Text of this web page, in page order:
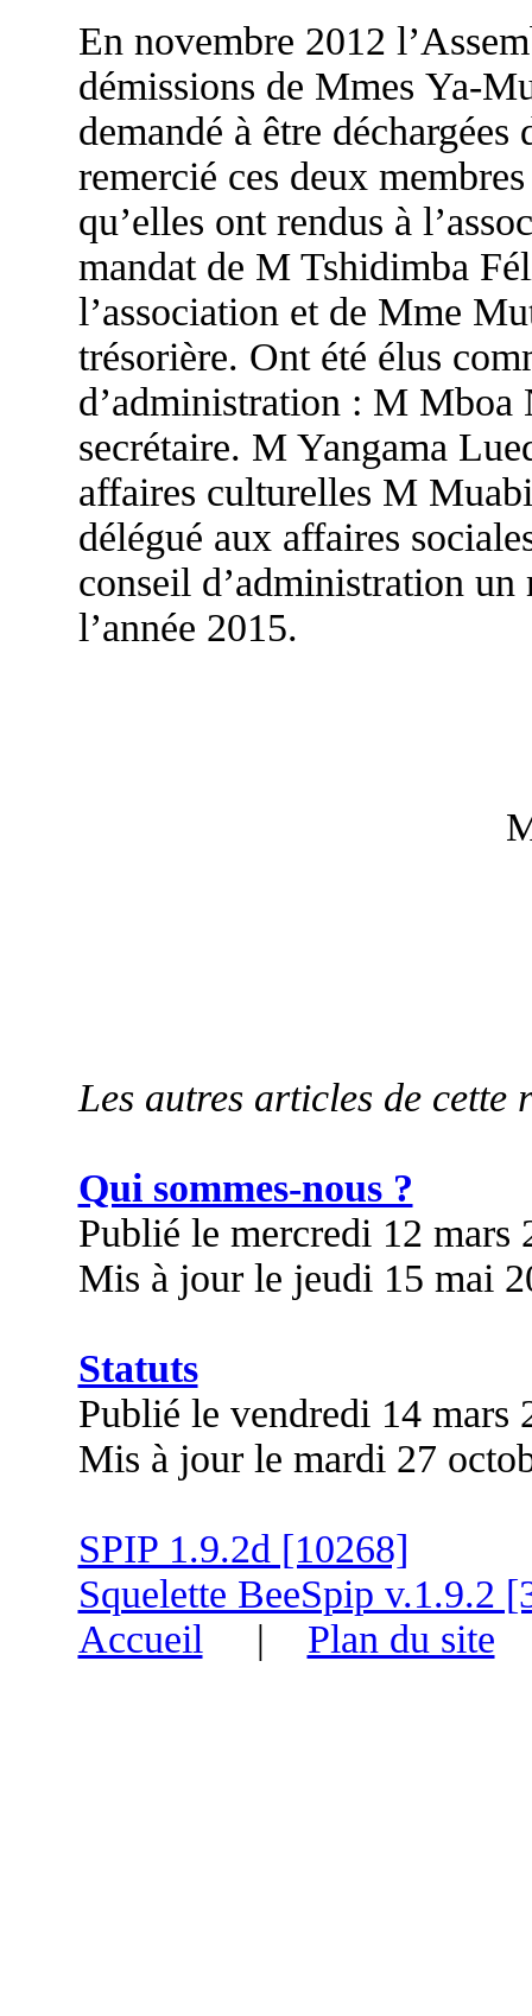
En novembre 2012
démissions de Mmes Ya-
demandé à être
remercié ces deux
qu’elles ont rendus à
mandat de M Tshidimba
l’association et de Mme
trésorière. Ont été élus
d’administration : M Mboa
secrétaire. M Yangama
affaires culturelles M
délégué aux affaires
conseil d’administration un
l’année 2015.
Les autres articles de cette
Qui sommes-nous ?
Publié le mercredi 12 mars
Mis à jour le jeudi 15 mai
Statuts
Publié le vendredi 14 mars
Mis à jour le mardi 27
SPIP 1.9.2d [10268]
Squelette BeeSpip v.1.9.2
Accueil | Plan du site